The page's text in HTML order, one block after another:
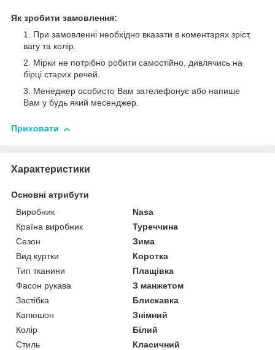
Як зробити замовлення:
При замовленні необхідно вказати в коментарях зріст,
вагу та колір.
Мірки не потрібно робити самостійно, дивлячись на
бірці старих речей.
Менеджер особисто Вам зателефонує або напише
Вам у будь який месенджер.
Приховати
Характеристики
Основні атрибути
Виробник
Nasa
Країна виробник
Туреччина
Сезон
Зима
Вид куртки
Коротка
Тип тканини
Плащівка
Фасон рукава
З манжетом
Застібка
Блискавка
Капюшон
Знімний
Колір
Білий
Стиль
Класичний